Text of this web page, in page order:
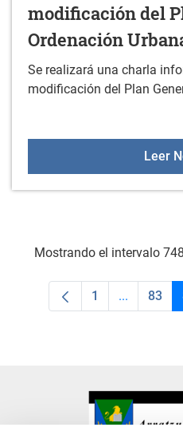
modificación del
Ordenación
Se realizará una charla
modificación del Plan
Leer
Mostrando el intervalo
Página
1 ...Páginas
83